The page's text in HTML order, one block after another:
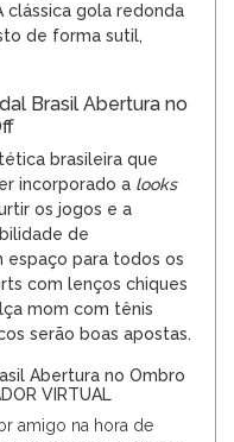
clássica gola redonda
de forma sutil,
Brasil Abertura no
brasileira que
incorporado a looks
os jogos e a
de
espaço para todos os
com lenços chiques
mom com tênis
serão boas apostas.
Abertura no Ombro
VIRTUAL
amigo na hora de